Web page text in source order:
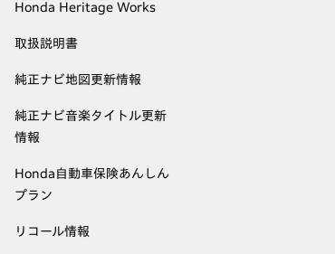
Honda Heritage Works
取扱説明書
純正ナビ地図更新情報
純正ナビ音楽タイトル更新
情報
Honda自動車保険あんしん
プラン
リコール情報